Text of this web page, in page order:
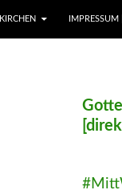
KIRCHEN